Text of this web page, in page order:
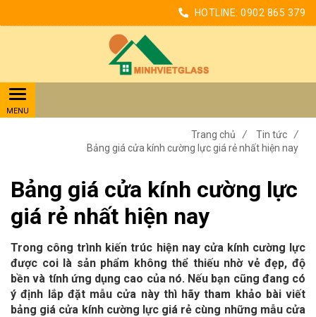
HOTLINE: 0902 865 379
Trang chủ / Tin tức
/
Bảng giá cửa kính cường lực giá rẻ nhất hiện nay
Bảng giá cửa kính cường lực
giá rẻ nhất hiện nay
Trong công trình kiến trúc hiện nay cửa kính cường lực
được coi là sản phẩm không thể thiếu nhờ vẻ đẹp, độ
bền và tính ứng dụng cao của nó. Nếu bạn cũng đang có
ý định lắp đặt mẫu cửa này thì hãy tham khảo bài viết
bảng giá cửa kính cường lực giá rẻ cùng những mẫu cửa